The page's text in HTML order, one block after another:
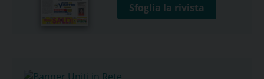
Sfoglia la rivista